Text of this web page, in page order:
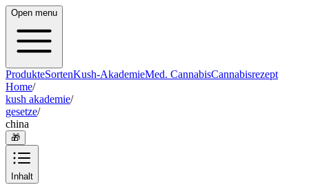
Open menu
ProdukteSortenKush-AkademieMed. CannabisCannabisrezept
Home/
kush akademie/
gesetze/
china
🎁
Inhalt